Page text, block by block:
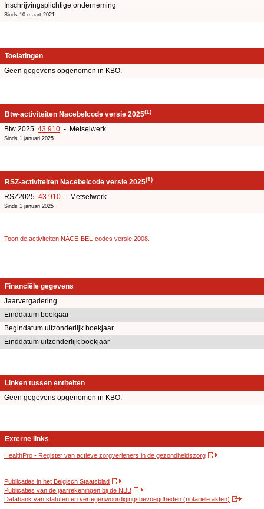
Inschrijvingsplichtige onderneming
Sinds 10 maart 2021
Toelatingen
Geen gegevens opgenomen in KBO.
Btw-activiteiten Nacebelcode versie 2025(1)
Btw 2025 43.910 - Metselwerk
Sinds 1 januari 2025
RSZ-activiteiten Nacebelcode versie 2025(1)
RSZ2025 43.910 - Metselwerk
Sinds 1 januari 2025
Toon de activiteiten NACE-BEL-codes versie 2008
Financiële gegevens
Jaarvergadering
Einddatum boekjaar
Begindatum uitzonderlijk boekjaar
Einddatum uitzonderlijk boekjaar
Linken tussen entiteiten
Geen gegevens opgenomen in KBO.
Externe links
HealthPro - Register van actieve zorgverleners in de gezondheidszorg
Publicaties in het Belgisch Staatsblad
Publicaties van de jaarrekeningen bij de NBB
Databank van statuten en vertegenwoordigingsbevoegdheden (notariële akten)